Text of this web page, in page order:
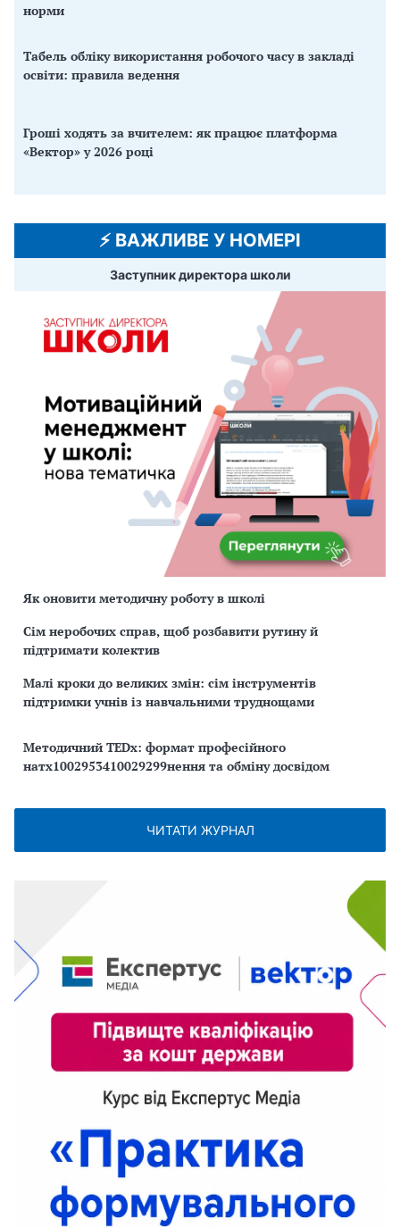
норми
Табель обліку використання робочого часу в закладі
освіти: правила ведення
Гроші ходять за вчителем: як працює платформа
«Вектор» у 2026 році
⚡️ ВАЖЛИВЕ У НОМЕРІ
Заступник директора школи
Як оновити методичну роботу в школі
Сім неробочих справ, щоб розбавити рутину й
підтримати колектив
Малі кроки до великих змін: сім інструментів
підтримки учнів із навчальними труднощами
Методичний TEDx: формат професійного
натх1002953410029299нення та обміну досвідом
ЧИТАТИ ЖУРНАЛ